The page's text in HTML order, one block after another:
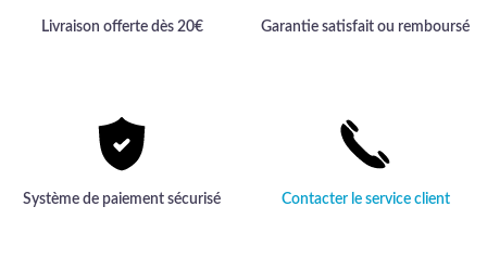
Livraison offerte dès 20€ Garantie satisfait ou remboursé
Système de paiement sécurisé Contacter le service client